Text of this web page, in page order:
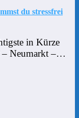
du stressfrei
in Kürze
– Neumarkt –…